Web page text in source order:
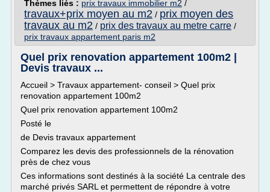
Thèmes liés : prix travaux immobilier m2 /
travaux+prix moyen au m2 / prix moyen des
travaux au m2 / prix des travaux au metre carre /
prix travaux appartement paris m2
Quel prix renovation appartement 100m2 |
Devis travaux ...
Accueil > Travaux appartement- conseil > Quel prix
renovation appartement 100m2
Quel prix renovation appartement 100m2
Posté le
de Devis travaux appartement
Comparez les devis des professionnels de la rénovation
près de chez vous
Ces informations sont destinés à la société La centrale des
marché privés SARL et permettent de répondre à votre